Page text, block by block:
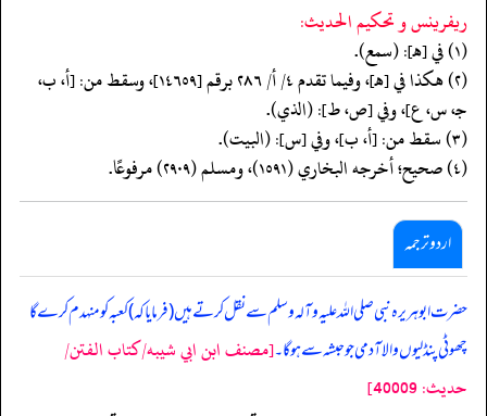
ريفرينس و تحكيم الحدیث:
(١) في [هـ]: (سمع).
(٢) هكذا في [هـ]، وفيما تقدم ٤/ أ/ ٢٨٦ برقم [١٤٦٥٩]، وسقط من: [أ، ب،
جـ، س، ع]، وفي [ص، ط]: (الذي).
(٣) سقط من: [أ، ب]، وفي [س]: (البيت).
(٤) صحيح؛ أخرجه البخاري (١٥٩١)، ومسلم (٢٩٠٩) مرفوعًا.
اردو ترجمہ
حضرت ابوہریرہ نبی صلی اللہ علیہ وآلہ وسلم سے نقل کرتے ہیں (فرمایا کہ) کعبہ کو منہدم کرے گا
چھوٹی پنڈلیوں والا آدمی جو حبشہ سے ہوگا۔[مصنف ابن ابي شيبه/كتاب الفتن/
حدیث: 40009]